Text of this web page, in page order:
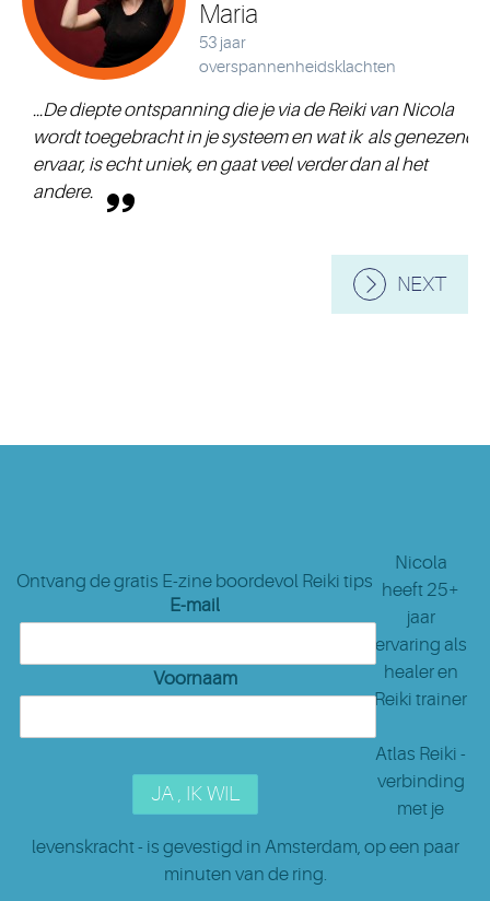
Maria
53 jaar
overspannenheidsklachten
...De diepte ontspanning die je via de Reiki van Nicola
wordt toegebracht in je systeem en wat ik als genezend
ervaar, is echt uniek, en gaat veel verder dan al het
andere.
NEXT
Ontvang de gratis E-zine boordevol Reiki tips
E-mail
Voornaam
Nicola
heeft 25+
jaar
ervaring als
healer en
Reiki trainer
Atlas Reiki -
verbinding
met je
levenskracht - is gevestigd in Amsterdam, op een paar
minuten van de ring.